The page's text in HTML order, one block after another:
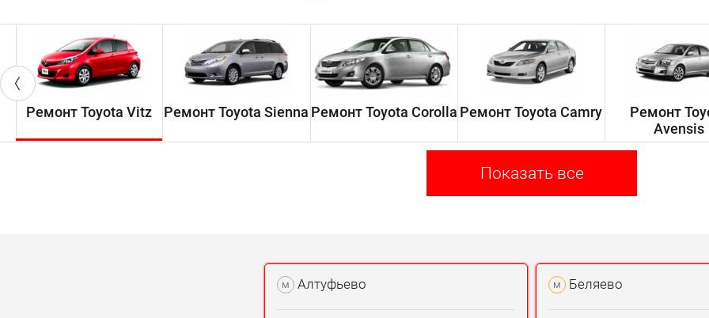
Ремонт Toyota Vitz Ремонт Toyota Sienna Ремонт Toyota Corolla Ремонт Toyota Camry
Ремонт
Avensis
Показать все
м Алтуфьево м Беляево